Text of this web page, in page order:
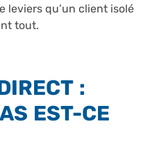
leviers qu’un client isolé
tout.
:
EST-CE